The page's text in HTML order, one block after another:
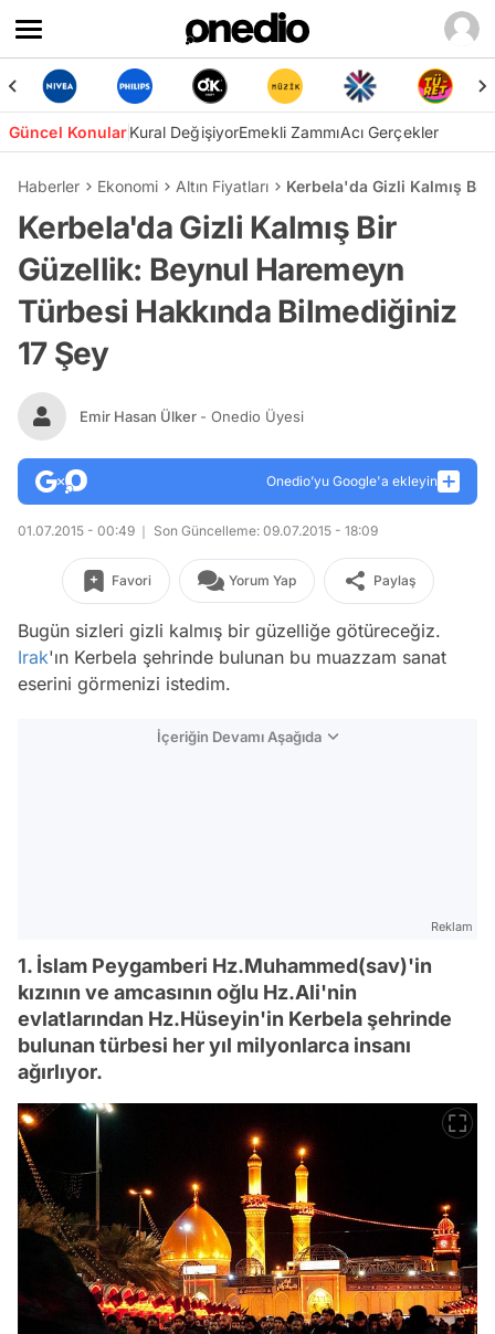
Güncel KonularKural DeğişiyorEmekli ZammıAcı Gerçekler
Haberler Ekonomi Altın Fiyatları Kerbela'da Gizli Kalmış
Kerbela'da Gizli Kalmış Bir
Güzellik: Beynul Haremeyn
Türbesi Hakkında Bilmediğiniz
17 Şey
Emir Hasan Ülker - Onedio Üyesi
Onedio’yu Google'a ekleyin
01.07.2015 - 00:49 Son Güncelleme: 09.07.2015 - 18:09
Favori Yorum Yap Paylaş
Bugün sizleri gizli kalmış bir güzelliğe götüreceğiz.
Irak'ın Kerbela şehrinde bulunan bu muazzam sanat
eserini görmenizi istedim.
İçeriğin Devamı Aşağıda
Reklam
1. İslam Peygamberi Hz.Muhammed(sav)'in
kızının ve amcasının oğlu Hz.Ali'nin
evlatlarından Hz.Hüseyin'in Kerbela şehrinde
bulunan türbesi her yıl milyonlarca insanı
ağırlıyor.